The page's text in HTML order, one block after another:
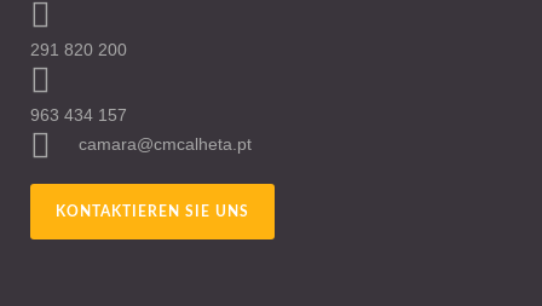
291 820 200
963 434 157
camara@cmcalheta.pt
KONTAKTIEREN SIE UNS